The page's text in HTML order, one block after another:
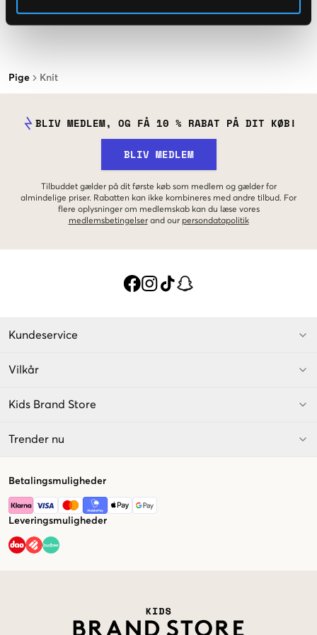
Pige Knit
BLIV MEDLEM, OG FÅ 10 % RABAT PÅ DIT KØB!
BLIV MEDLEM
Tilbuddet gælder på dit første køb som medlem og gælder for
almindelige priser. Rabatten kan ikke kombineres med andre tilbud. For
flere oplysninger om medlemskab kan du læse vores
medlemsbetingelser and our persondatapolitik
Kundeservice
Vilkår
Kids Brand Store
Trender nu
Betalingsmuligheder
Leveringsmuligheder